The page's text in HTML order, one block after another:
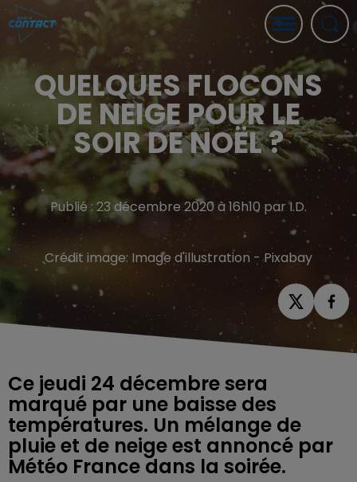
QUELQUES FLOCONS
DE NEIGE POUR LE
SOIR DE NOËL ?
Publié : 23 décembre 2020 à 16h10 par I.D.
Crédit image: Image d'illustration - Pixabay
Ce jeudi 24 décembre sera
marqué par une baisse des
températures. Un mélange de
pluie et de neige est annoncé par
Météo France dans la soirée.